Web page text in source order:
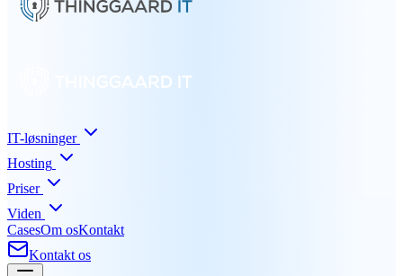
IT-løsninger
Hosting
Priser
Viden
CasesOm osKontakt
Kontakt os